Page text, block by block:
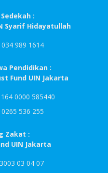
:
Syarif Hidayatullah
989 1614
Pendidikan :
Fund UIN Jakarta
0000 585440
536 255
Zakat :
UIN Jakarta
03 04 07